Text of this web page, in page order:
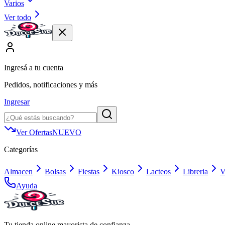
Varios
Ver todo
Ingresá a tu cuenta
Pedidos, notificaciones y más
Ingresar
Ver OfertasNUEVO
Categorías
Almacen Bolsas Fiestas Kiosco Lacteos Libreria
Ayuda